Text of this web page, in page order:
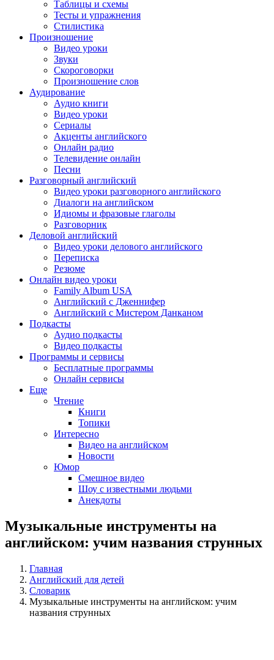
Таблицы и схемы
Тесты и упражнения
Стилистика
Произношение
Видео уроки
Звуки
Скороговорки
Произношение слов
Аудирование
Аудио книги
Видео уроки
Сериалы
Акценты английского
Онлайн радио
Телевидение онлайн
Песни
Разговорный английский
Видео уроки разговорного английского
Диалоги на английском
Идиомы и фразовые глаголы
Разговорник
Деловой английский
Видео уроки делового английского
Переписка
Резюме
Онлайн видео уроки
Family Album USA
Английский с Дженнифер
Английский с Мистером Данканом
Подкасты
Аудио подкасты
Видео подкасты
Программы и сервисы
Бесплатные программы
Онлайн сервисы
Еще
Чтение
Книги
Топики
Интересно
Видео на английском
Новости
Юмор
Смешное видео
Шоу с известными людьми
Анекдоты
Музыкальные инструменты на
английском: учим названия струнных
Главная
Английский для детей
Словарик
Музыкальные инструменты на английском: учим
названия струнных